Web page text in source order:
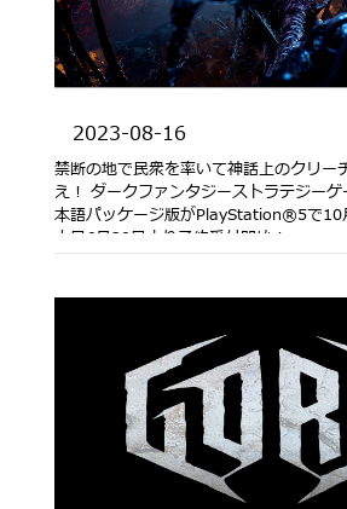
2023-08-16
禁断の地で民衆を率いて神話上のクリー
え！ ダークファンタジーストラテジー
本語パッケージ版がPlayStation®5で10
本日6月29日より予約受付開始！